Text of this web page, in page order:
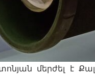
մերժել է